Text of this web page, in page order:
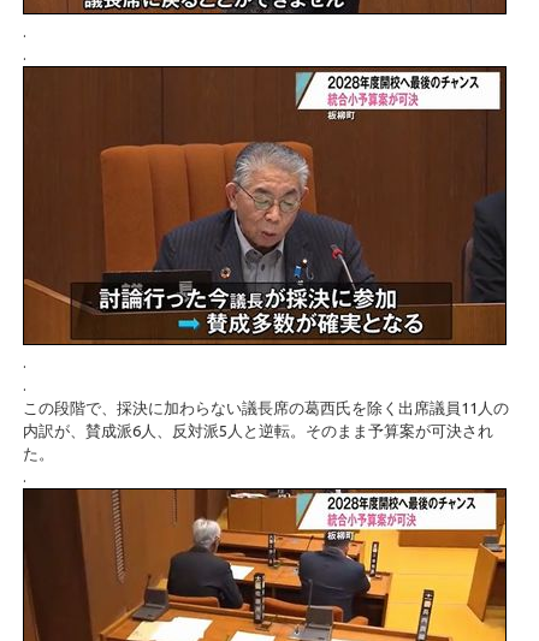
.
.
.
.
この段階で、採決に加わらない議長席の葛西氏を除く出席議員11人の
内訳が、賛成派6人、反対派5人と逆転。そのまま予算案が可決され
た。
.